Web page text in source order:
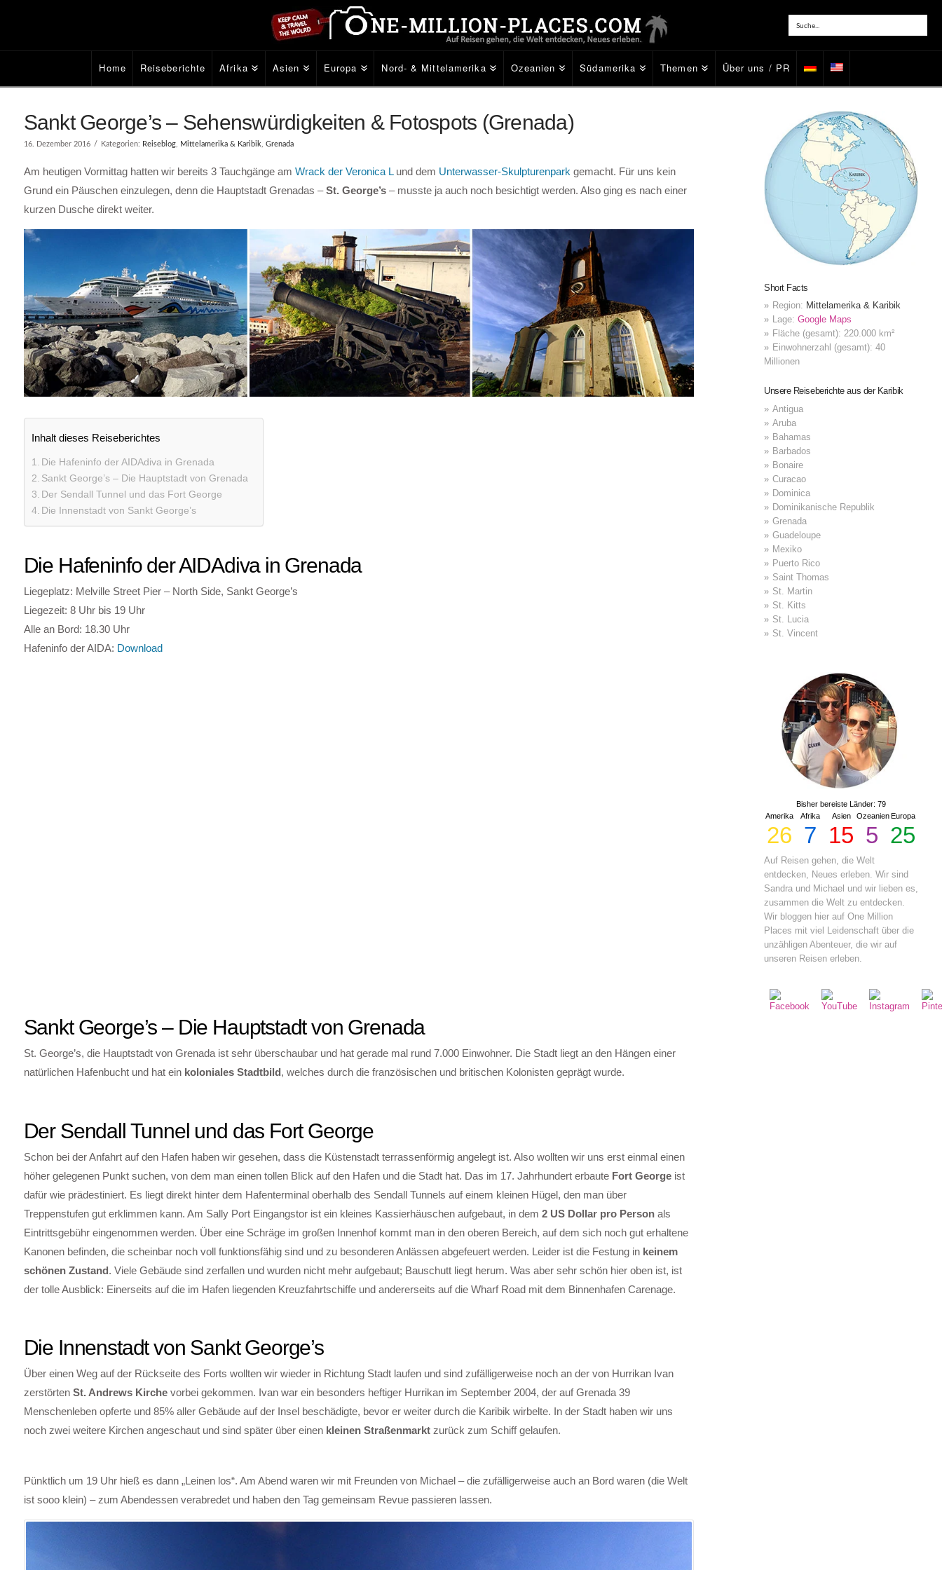
Home Reiseberichte Afrika Asien Europa Nord- & Mittelamerika Ozeanien Südamerika Themen Über uns / PR
Sankt George’s – Sehenswürdigkeiten & Fotospots (Grenada)
16. Dezember 2016 Kategorien: Reiseblog, Mittelamerika & Karibik Grenada
Am heutigen Vormittag hatten wir bereits 3 Tauchgänge am Wrack der Veronica Lund dem Unterwasser-Skulpturenpark gemacht. Für uns kein
Grund ein Päuschen einzulegen, denn die Hauptstadt Grenadas –St. George’s– musste ja auch noch besichtigt werden. Also ging es nach einer
kurzen Dusche direkt weiter.
Inhalt dieses Reiseberichtes
Die Hafeninfo der AIDAdiva in Grenada
Sankt George’s – Die Hauptstadt von Grenada
Der Sendall Tunnel und das Fort George
Die Innenstadt von Sankt George’s
Die Hafeninfo der AIDAdiva in Grenada
Liegeplatz: Melville Street Pier – North Side, Sankt George’s
Liegezeit: 8 Uhr bis 19 Uhr
Alle an Bord: 18.30 Uhr
Hafeninfo der AIDA: Download
Sankt George’s – Die Hauptstadt von Grenada
St. George’s, die Hauptstadt von Grenada ist sehr überschaubar und hat gerade mal rund 7.000 Einwohner. Die Stadt liegt an den Hängen einer
natürlichen Hafenbucht und hat ein koloniales Stadtbild, welches durch die französischen und britischen Kolonisten geprägt wurde.
Der Sendall Tunnel und das Fort George
Schon bei der Anfahrt auf den Hafen haben wir gesehen, dass die Küstenstadt terrassenförmig angelegt ist. Also wollten wir uns erst einmal einen
höher gelegenen Punkt suchen, von dem man einen tollen Blick auf den Hafen und die Stadt hat. Das im 17. Jahrhundert erbaute Fort Georgeist
dafür wie prädestiniert. Es liegt direkt hinter dem Hafenterminal oberhalb des Sendall Tunnels auf einem kleinen Hügel, den man über
Treppenstufen gut erklimmen kann. Am Sally Port Eingangstor ist ein kleines Kassierhäuschen aufgebaut, in dem 2 US Dollar pro Personals
Eintrittsgebühr eingenommen werden. Über eine Schräge im großen Innenhof kommt man in den oberen Bereich, auf dem sich noch gut erhaltene
Kanonen befinden, die scheinbar noch voll funktionsfähig sind und zu besonderen Anlässen abgefeuert werden. Leider ist die Festung in keinem
schönen Zustand. Viele Gebäude sind zerfallen und wurden nicht mehr aufgebaut; Bauschutt liegt herum. Was aber sehr schön hier oben ist, ist
der tolle Ausblick: Einerseits auf die im Hafen liegenden Kreuzfahrtschiffe und andererseits auf die Wharf Road mit dem Binnenhafen Carenage.
Die Innenstadt von Sankt George’s
Über einen Weg auf der Rückseite des Forts wollten wir wieder in Richtung Stadt laufen und sind zufälligerweise noch an der von Hurrikan Ivan
zerstörten St. Andrews Kirchevorbei gekommen. Ivan war ein besonders heftiger Hurrikan im September 2004, der auf Grenada 39
Menschenleben opferte und 85% aller Gebäude auf der Insel beschädigte, bevor er weiter durch die Karibik wirbelte. In der Stadt haben wir uns
noch zwei weitere Kirchen angeschaut und sind später über einen kleinen Straßenmarktzurück zum Schiff gelaufen.
Pünktlich um 19 Uhr hieß es dann „Leinen los“. Am Abend waren wir mit Freunden von Michael – die zufälligerweise auch an Bord waren (die Welt
ist sooo klein) – zum Abendessen verabredet und haben den Tag gemeinsam Revue passieren lassen.
Short Facts
Region: Mittelamerika & Karibik
Lage:Google Maps
Fläche (gesamt): 220.000 km²
Einwohnerzahl (gesamt): 40
Millionen
Unsere Reiseberichte aus der Karibik
Antigua
Aruba
Bahamas
Barbados
Bonaire
Curacao
Dominica
Dominikanische Republik
Grenada
Guadeloupe
Mexiko
Puerto Rico
Saint Thomas
St. Martin
St. Kitts
St. Lucia
St. Vincent
Bisher bereiste Länder: 79
Amerika
26
Afrika
7
Asien
15
Ozeanien
5
Europa
25
Auf Reisen gehen, die Welt
entdecken, Neues erleben. Wir sind
Sandra und Michael und wir lieben es,
zusammen die Welt zu entdecken.
Wir bloggen hier auf One Million
Places mit viel Leidenschaft über die
unzähligen Abenteuer, die wir auf
unseren Reisen erleben.